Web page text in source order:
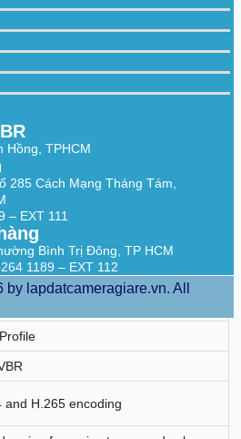
25 fps (1280 × 720, 640 × 480, 640
480, 640 × 360)
640 × 360)
stream is supported under certain
H.265/H.264/H.265+/H.264+
H.265/H.264/MJPEG
H.265/H.264
stream is supported under certain
to 8 Mbps
and H.265 encoding
Hồng, TPHCM
285 Cách Mạng Tháng Tám,
– EXT 111
Bình Trị Đông, TP HCM
1189 – EXT 112
lapdatcameragiare.vn. All